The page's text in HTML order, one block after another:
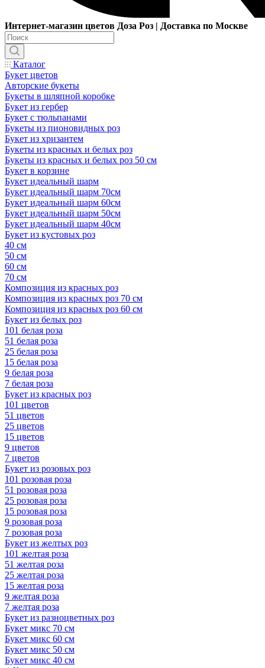
Интернет-магазин цветов Доза Роз | Доставка по Москве
Каталог
Букет цветов
Авторские букеты
Букеты в шляпной коробке
Букет из гербер
Букет с тюльпанами
Букеты из пионовидных роз
Букет из хризантем
Букеты из красных и белых роз
Букеты из красных и белых роз 50 см
Букет в корзине
Букет идеальный шарм
Букет идеальный шарм 70см
Букет идеальный шарм 60см
Букет идеальный шарм 50см
Букет идеальный шарм 40см
Букет из кустовых роз
40 см
50 см
60 см
70 см
Композиция из красных роз
Композиция из красных роз 70 см
Композиция из красных роз 60 см
Букет из белых роз
101 белая роза
51 белая роза
25 белая роза
15 белая роза
9 белая роза
7 белая роза
Букет из красных роз
101 цветов
51 цветов
25 цветов
15 цветов
9 цветов
7 цветов
Букет из розовых роз
101 розовая роза
51 розовая роза
25 розовая роза
15 розовая роза
9 розовая роза
7 розовая роза
Букет из желтых роз
101 желтая роза
51 желтая роза
25 желтая роза
15 желтая роза
9 желтая роза
7 желтая роза
Букет из разноцветных роз
Букет микс 70 см
Букет микс 60 см
Букет микс 50 см
Букет микс 40 см